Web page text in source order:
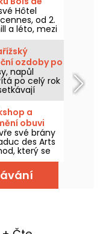
Hôtel
od 2.
a léto, mezi
ozdoby po
napůl
po celý rok
všeho druhu
dekorací a
a
obuvi
své brány
des Arts
který se
obuvi na
workshopy,
si vyrobit